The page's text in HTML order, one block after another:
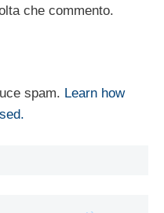
che commento.
spam. Learn how